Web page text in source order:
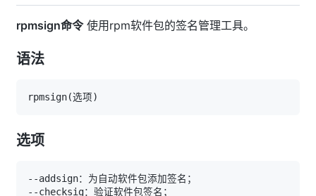
rpmsign命令使用rpm软件包的签名管理工具。
语法
rpmsign(选项)
选项